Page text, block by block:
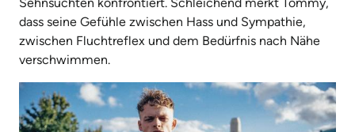
dass seine Gefühle zwischen Hass und Sympathie,
zwischen Fluchtreflex und dem Bedürfnis nach Nähe
verschwimmen.